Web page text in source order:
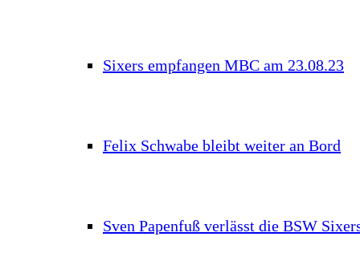
Sixers empfangen MBC am 23.08.23
Felix Schwabe bleibt weiter an Bord
Sven Papenfuß verlässt die BSW